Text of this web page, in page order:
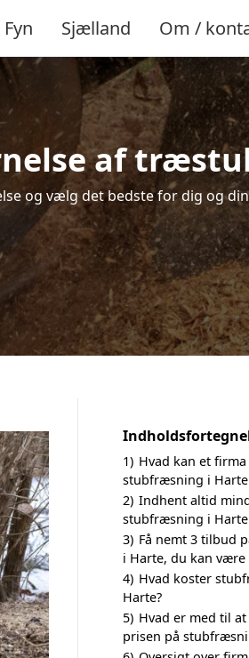
Fyn Sjælland Om /
af
og vælg det bedste for dig og
1) Hvad kan et
stubfræsning i
2) Indhent altid
stubfræsning i Harte
3) Få nemt 3 tilbud
i Harte, du kan være
4) Hvad koster
Harte?
5) Hvad er med til
prisen på